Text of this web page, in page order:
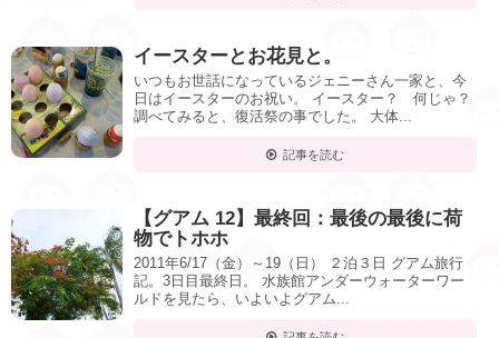
イースターとお花見と。
いつもお世話になっているジェニーさん一家と、今
日はイースターのお祝い。 イースター？ 何じゃ？
調べてみると、復活祭の事でした。 大体...
記事を読む
【グアム 12】最終回：最後の最後に荷
物でトホホ
2011年6/17（金）～19（日） ２泊３日 グアム旅行
記。3日目最終日。 水族館アンダーウォーターワー
ルドを見たら、いよいよグアム...